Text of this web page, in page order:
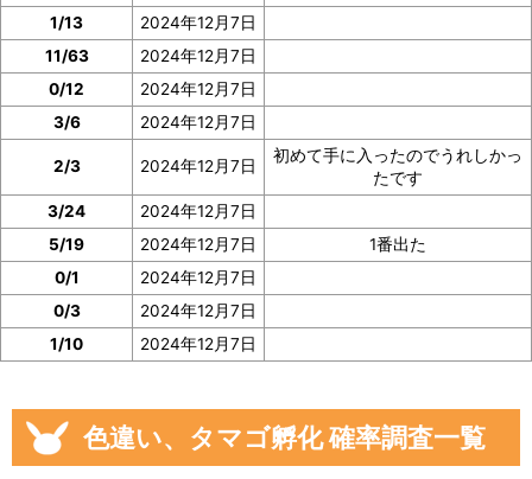
1/13
2024年12月7日
11/63
2024年12月7日
0/12
2024年12月7日
3/6
2024年12月7日
2/3 2024年12月7日
初めて手に入ったのでうれしかっ
たです
3/24
2024年12月7日
5/19
2024年12月7日
1番出た
0/1
2024年12月7日
0/3
2024年12月7日
1/10
2024年12月7日
色違い、タマゴ孵化 確率調査一覧